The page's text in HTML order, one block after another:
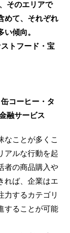
そのエリアで
めて、それぞれ
傾向。
トフード・宝
コーヒー・タ
融サービス
なことが多くこ
アルな行動を起
者の商品購入や
れば、企業はエ
力するカテゴリ
することが可能